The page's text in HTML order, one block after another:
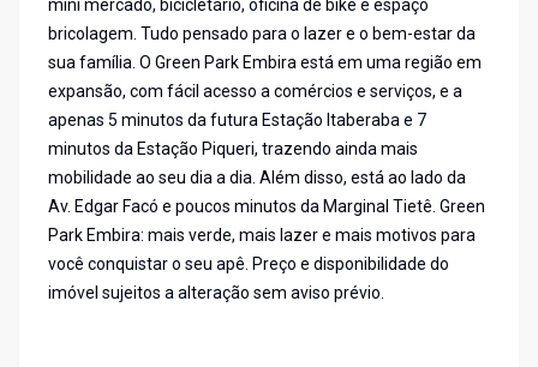
mini mercado, bicicletário, oficina de bike e espaço
bricolagem. Tudo pensado para o lazer e o bem-estar da
sua família. O Green Park Embira está em uma região em
expansão, com fácil acesso a comércios e serviços, e a
apenas 5 minutos da futura Estação Itaberaba e 7
minutos da Estação Piqueri, trazendo ainda mais
mobilidade ao seu dia a dia. Além disso, está ao lado da
Av. Edgar Facó e poucos minutos da Marginal Tietê. Green
Park Embira: mais verde, mais lazer e mais motivos para
você conquistar o seu apê. Preço e disponibilidade do
imóvel sujeitos a alteração sem aviso prévio.